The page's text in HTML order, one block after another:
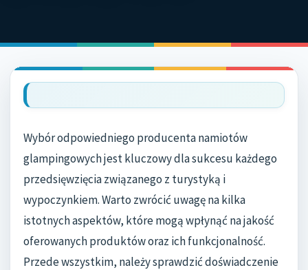
Wybór odpowiedniego producenta namiotów
glampingowych jest kluczowy dla sukcesu każdego
przedsięwzięcia związanego z turystyką i
wypoczynkiem. Warto zwrócić uwagę na kilka
istotnych aspektów, które mogą wpłynąć na jakość
oferowanych produktów oraz ich funkcjonalność.
Przede wszystkim, należy sprawdzić doświadczenie